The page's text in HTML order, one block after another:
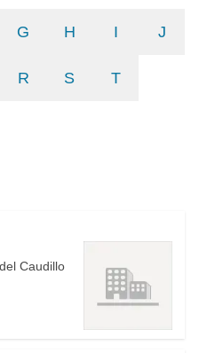
G H I J
R S T
Caudillo